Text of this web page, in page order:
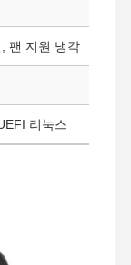
팬 지원 냉각
리눅스